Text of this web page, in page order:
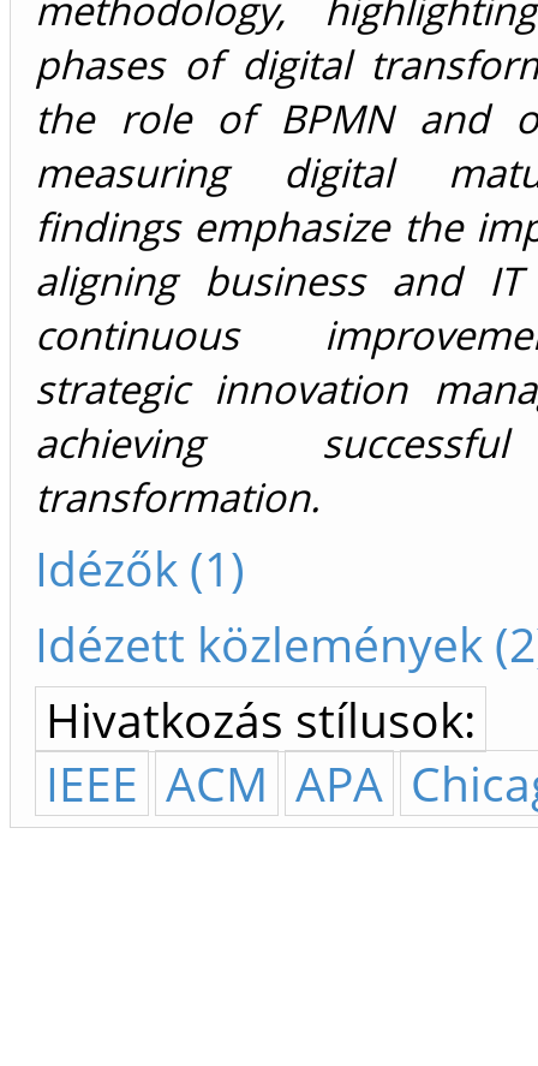
phases of digital
the role of BPMN and
measuring digital
findings emphasize the
aligning business and IT
continuous
strategic innovation
achieving
transformation.
Idézők (1)
Idézett közlemények
Hivatkozás stílusok:
IEEE ACM APA